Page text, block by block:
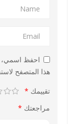
احفظ اسمي،
هذا المتصفح
تقييمك *
مراجعتك *